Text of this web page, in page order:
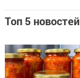
Топ 5 новостей